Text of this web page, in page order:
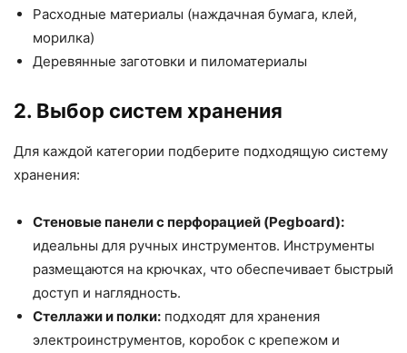
Расходные материалы (наждачная бумага, клей,
морилка)
Деревянные заготовки и пиломатериалы
2. Выбор систем хранения
Для каждой категории подберите подходящую систему
хранения:
Стеновые панели с перфорацией (Pegboard):
идеальны для ручных инструментов. Инструменты
размещаются на крючках, что обеспечивает быстрый
доступ и наглядность.
Стеллажи и полки: подходят для хранения
электроинструментов, коробок с крепежом и